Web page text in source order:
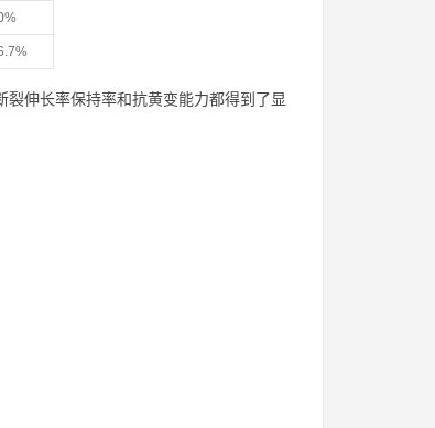
伸长率保持率和抗黄变能力都得到了显